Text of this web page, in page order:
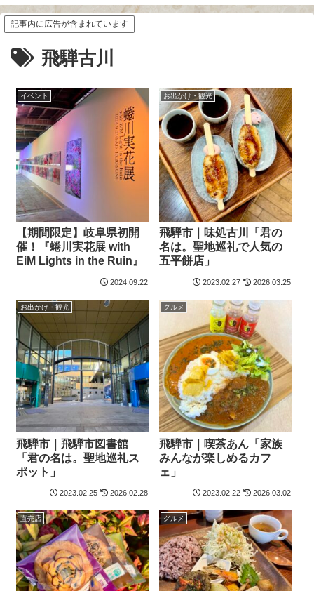
記事内に広告が含まれています
飛騨古川
イベント
【期間限定】岐阜県初開
催！『蜷川実花展 with
EiM Lights in the Ruin』
2024.09.22
お出かけ・観光
飛騨市｜味処古川「君の
名は。聖地巡礼で人気の
五平餅店」
2023.02.27 2026.03.25
お出かけ・観光
飛騨市｜飛騨市図書館
「君の名は。聖地巡礼ス
ポット」
2023.02.25 2026.02.28
グルメ
飛騨市｜喫茶あん「家族
みんなが楽しめるカフ
ェ」
2023.02.22 2026.03.02
直売店 グルメ